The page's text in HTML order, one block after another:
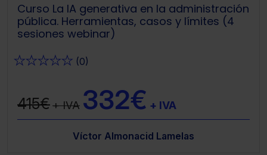
Curso La IA generativa en la administración
pública. Herramientas, casos y límites (4
sesiones webinar)
★★★★★ (0)
415€+ IVA 332€ + IVA
Víctor Almonacid Lamelas